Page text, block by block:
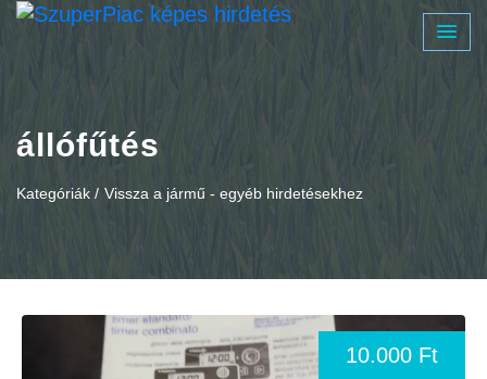
állófűtés
Kategóriák / Vissza a jármű - egyéb hirdetésekhez
10.000 Ft